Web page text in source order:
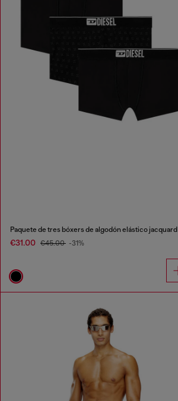
Paquete de tres bóxers de algodón elástico jacquard
€31.00 €45.00 -31%